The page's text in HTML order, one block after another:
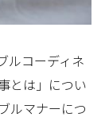
と、いろいろ
びました。
ルコーディネ
とは」につい
ルマナーにつ